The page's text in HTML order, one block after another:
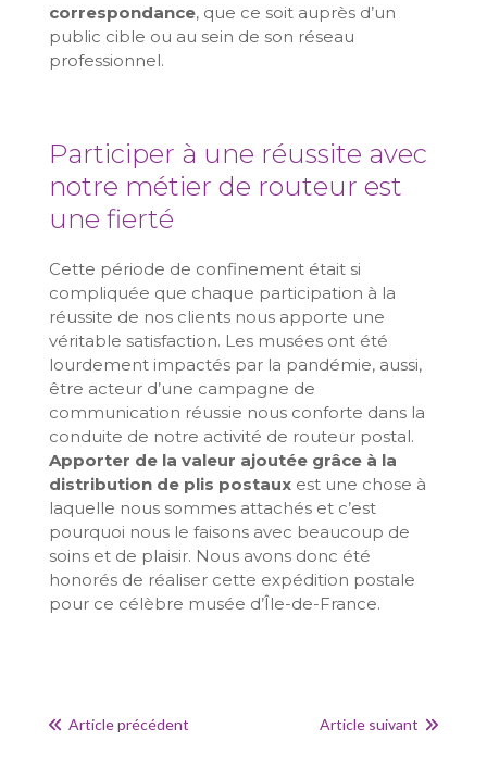
correspondance, que ce soit auprès d’un
public cible ou au sein de son réseau
professionnel.
Participer à une réussite avec
notre métier de routeur est
une fierté
Cette période de confinement était si
compliquée que chaque participation à la
réussite de nos clients nous apporte une
véritable satisfaction. Les musées ont été
lourdement impactés par la pandémie, aussi,
être acteur d’une campagne de
communication réussie nous conforte dans la
conduite de notre activité de routeur postal.
Apporter de la valeur ajoutée grâce à la
distribution de plis postauxest une chose à
laquelle nous sommes attachés et c’est
pourquoi nous le faisons avec beaucoup de
soins et de plaisir. Nous avons donc été
honorés de réaliser cette expédition postale
pour ce célèbre musée d’Île-de-France.
Article précédent Article suivant